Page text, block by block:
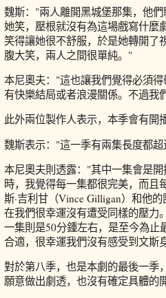
魏斯："兩人離開黑城堡那集，他
她笑，壓根就沒有為這場戲寫什麼
笑得讓她很不舒服，於是她轉開了
腹大笑，兩人之間很單純。"
本尼奧夫："這也讓我們覺得必須
有快樂結局或者浪漫關係。不過我
此外兩位製作人表示，本季會有開
魏斯表示："這一季有兩集長度都
本尼奧夫則透露："其中一集會是
時，我覺得每一集都很完美，而且
斯·吉利甘（Vince Gilligan）和他
在我們很幸運沒有遭受同樣的壓力
一集則是50分鍾左右，是至今為
合適，很幸運我們沒有感受到文斯
對於第八季，也是本劇的最後一季
願意做出劇透，也沒有確定具體的